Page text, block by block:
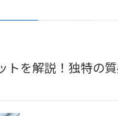
トを解説！独特の